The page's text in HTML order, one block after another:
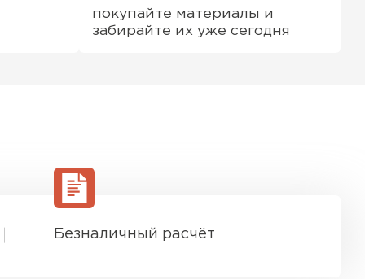
покупайте материалы и
забирайте их уже сегодня
Безналичный расчёт